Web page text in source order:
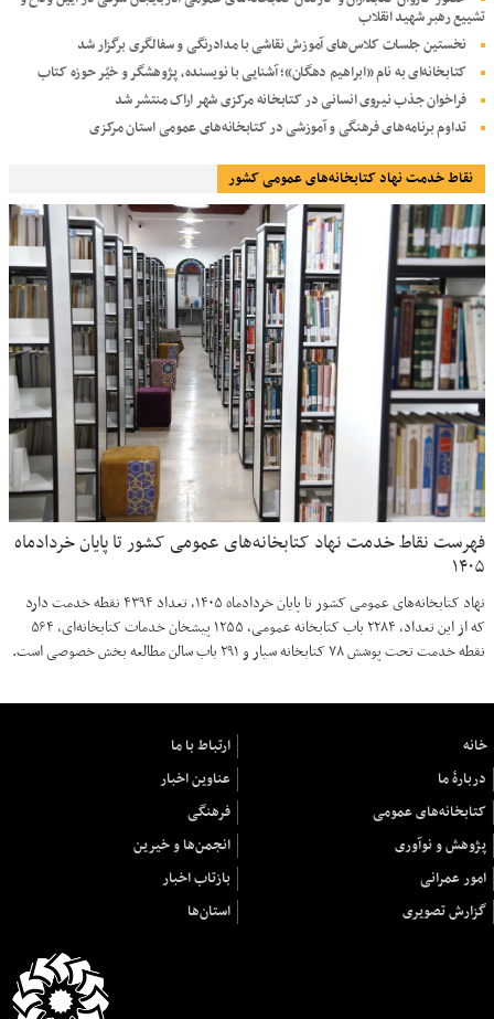
تشییع رهبر شهید انقلاب
نخستین جلسات کلاس‌های آموزش نقاشی با مدادرنگی و سفالگری برگزار شد
کتابخانه‌ای به نام «ابراهیم دهگان»؛ آشنایی با نویسنده، پژوهشگر و خیّر حوزه کتاب
فراخوان جذب نیروی انسانی در کتابخانه مرکزی شهر اراک منتشر شد
تداوم برنامه‌های فرهنگی و آموزشی در کتابخانه‌های عمومی استان مرکزی
نقاط خدمت نهاد کتابخانه‌های عمومی کشور
فهرست نقاط خدمت نهاد کتابخانه‌های عمومی کشور تا پایان خردادماه
۱۴۰۵
نهاد کتابخانه‌های عمومی کشور تا پایان خردادماه ۱۴۰۵، تعداد ۴۳۹۴ نقطه خدمت دارد
که از این تعداد، ۲۲۸۴ باب کتابخانه عمومی، ۱۲۵۵ پیشخان خدمات کتابخانه‌ای، ۵۶۴
نقطه خدمت تحت پوشش ۷۸ کتابخانه سیار و ۲۹۱ باب سالن مطالعه بخش خصوصی است.
خانه
ارتباط با ما
دربارهٔ ما
عناوین اخبار
کتابخانه‌های عمومی
فرهنگی
پژوهش و نوآوری
انجمن‌ها و خیرین
امور عمرانی
بازتاب اخبار
گزارش تصویری
استان‌ها